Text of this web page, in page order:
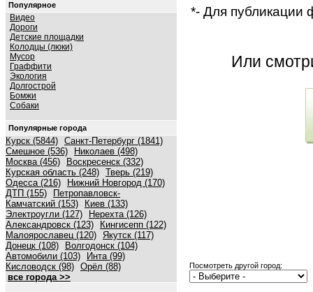
Популярное
Видео
Дороги
Детские площадки
Колодцы (люки)
Мусор
Граффити
Экология
Долгострой
Бомжи
Собаки
Популярные города
Курск (5844) Санкт-Петербург (1841)
Смешное (536)
Николаев (498)
Москва (456)
Воскресенск (332)
Курская область (248) Тверь (219)
Одесса (216)
Нижний Новгород (170)
ДТП (155)
Петропавловск-
Камчатский (153)
Киев (133)
Электроугли (127)
Нерехта (126)
Александровск (123)
Кингисепп (122)
Малоярославец (120) Якутск (117)
Донецк (108)
Волгодонск (104)
Автомобили (103)
Инта (99)
Кисловодск (98) Орёл (88)
все города >>
*- Для публикации
Или
Посмотреть другой город: